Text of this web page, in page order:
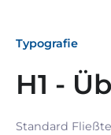
Typografie
H1 -
Standard